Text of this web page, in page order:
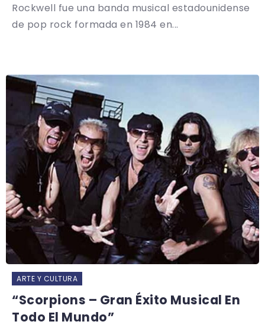
Rockwell fue una banda musical estadounidense
de pop rock formada en 1984 en...
ARTE Y CULTURA
“Scorpions – Gran Éxito Musical En
Todo El Mundo”